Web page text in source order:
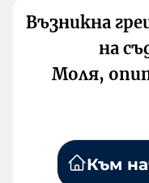
Възникна
на
Моля,
Към